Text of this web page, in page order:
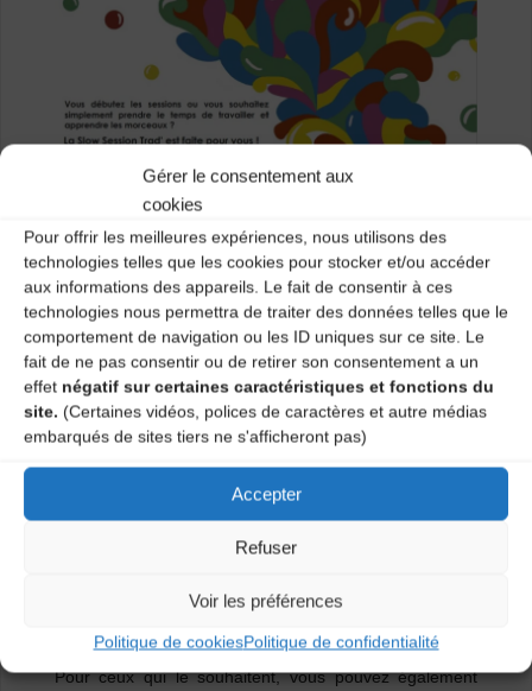
Gérer le consentement aux
cookies
Pour offrir les meilleures expériences, nous utilisons des
technologies telles que les cookies pour stocker et/ou accéder
aux informations des appareils. Le fait de consentir à ces
technologies nous permettra de traiter des données telles que le
comportement de navigation ou les ID uniques sur ce site. Le
fait de ne pas consentir ou de retirer son consentement a un
effet négatif sur certaines caractéristiques et fonctions du
site. (Certaines vidéos, polices de caractères et autre médias
embarqués de sites tiers ne s'afficheront pas)
Accepter
Refuser
Voir les préférences
Politique de cookiesPolitique de confidentialité
Pour ceux qui le souhaitent, vous pouvez également